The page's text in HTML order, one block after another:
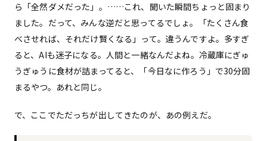
ら「全然ダメだった」。……これ、聞いた瞬間ちょっと固まり
ました。だって、みんな逆だと思ってるでしょ。「たくさん食
べさせれば、それだけ賢くなる」って。違うんですよ。多すぎ
ると、AIも迷子になる。人間と一緒なんだよね。冷蔵庫にぎゅ
うぎゅうに食材が詰まってると、「今日なに作ろう」で30分固
まるやつ。あれと同じ。
で、ここでただっちが出してきたのが、あの例えだ。